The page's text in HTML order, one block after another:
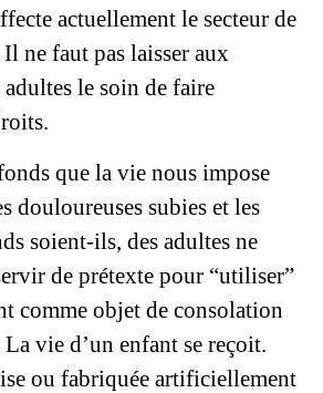
actuellement le secteur de
ne faut pas laisser aux
le soin de faire
que la vie nous impose
douloureuses subies et les
soient-ils, des adultes ne
de prétexte pour “utiliser”
comme objet de consolation
vie d’un enfant se reçoit.
ou fabriquée artificiellement